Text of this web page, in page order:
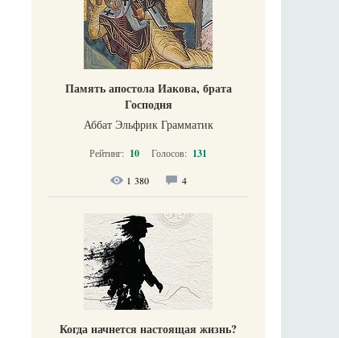
Память апостола Иакова, брата
Господня
Аббат Эльфрик Грамматик
Рейтинг: 10 Голосов: 131
1 380 4
Когда начнется настоящая жизнь?